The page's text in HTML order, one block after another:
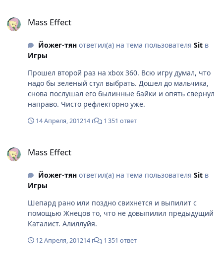
которыми бодренько сражались, потом НЁХ, который
был поехавший, видимо слишком гуманитарных наук
ему туда закачали в придачу с полным собранием
людей его создавших, придумал хитрый план, как
развлекаться тем же нехитрым способом каждые n
лет. И вот с этим свихнувшимся AI Шепарду и
приходится иметь дело. Жиденько, конечно, но
врагов не выбирают, приходится иметь дело с тем,
Mass Effect
Йожег-тянответил(а) на тема пользователя Sitв
Игры
Прошел второй раз на xbox 360. Всю игру думал, что
надо бы зеленый стул выбрать. Дошел до мальчика,
снова послушал его былинные байки и опять свернул
направо. Чисто рефлекторно уже.
14 Апреля, 201214 г 1 351 ответ
Mass Effect
Йожег-тянответил(а) на тема пользователя Sitв
Игры
Шепард рано или поздно свихнется и выпилит с
помощью Жнецов то, что не довыпилил предыдущий
Каталист. Алиллуйя.
12 Апреля, 201214 г 1 351 ответ